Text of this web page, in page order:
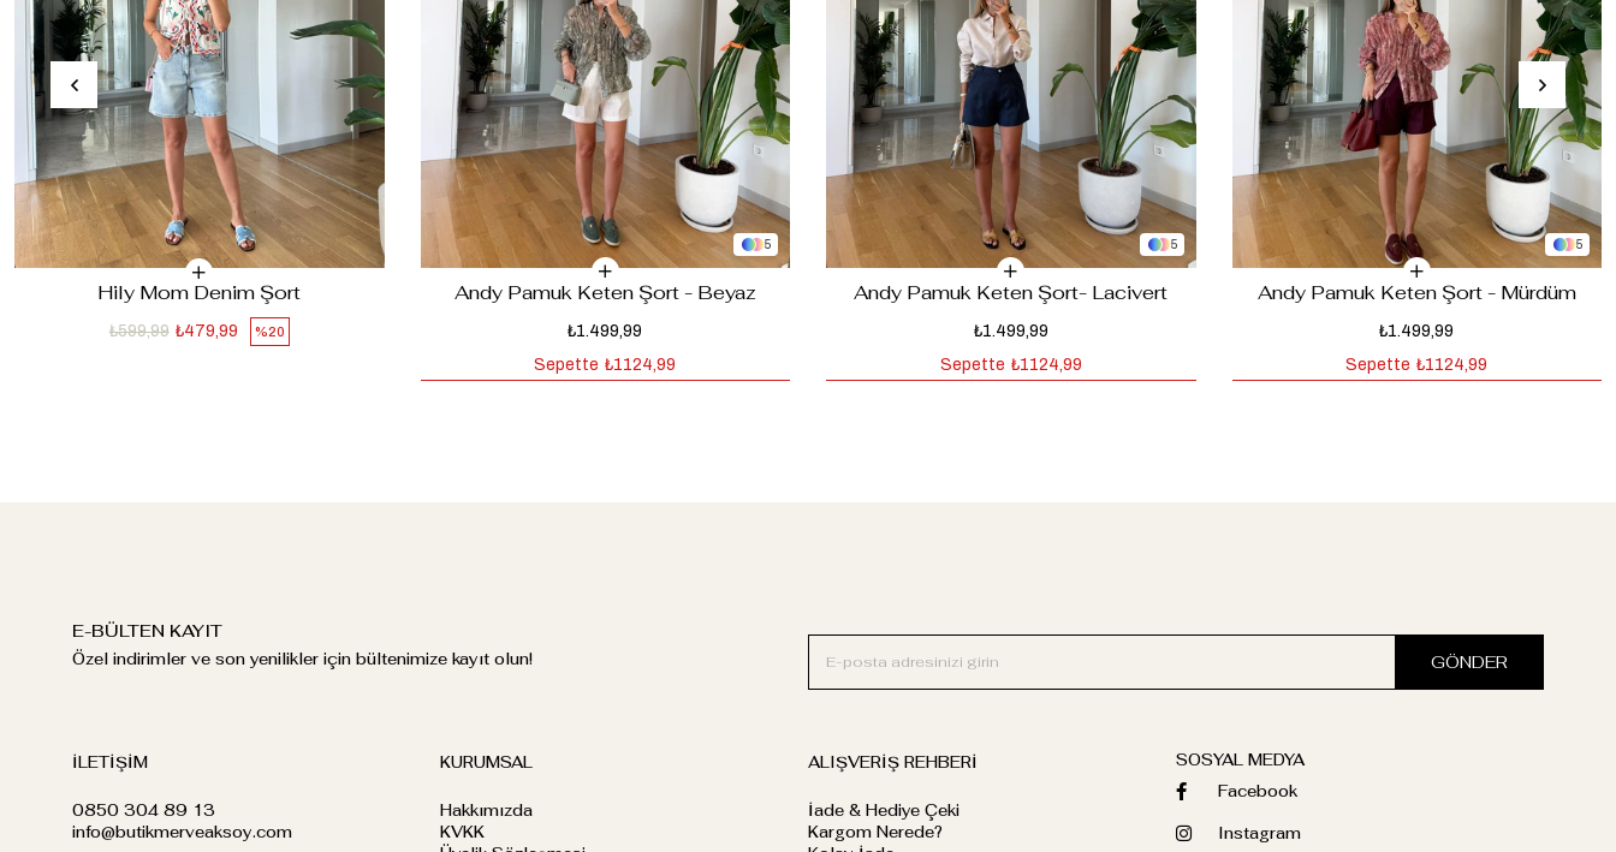
‹
›
Hily Mom Denim Şort
%20
₺479,99
₺599,99
‹
›
5
Andy Pamuk Keten Şort - Beyaz
₺1.499,99
Sepette ₺1124,99
‹
›
5
Andy Pamuk Keten Şort- Lacivert
₺1.499,99
Sepette ₺1124,99
‹
›
5
Andy Pamuk Keten Şort - Mürdüm
₺1.499,99
Sepette ₺1124,99
E-BÜLTEN KAYIT
Özel indirimler ve son yenilikler için bültenimize kayıt olun! GÖNDER
İLETİŞİM
0850 304 89 13
info@butikmerveaksoy.com
KURUMSAL
Hakkımızda
KVKK
ALIŞVERİŞ REHBERİ
İade & Hediye Çeki
Kargom Nerede?
SOSYAL MEDYA
Facebook
Instagram